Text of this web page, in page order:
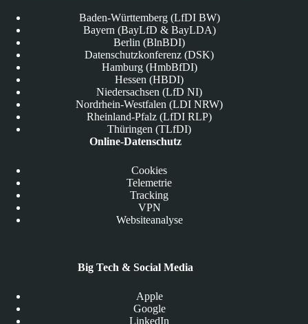
Baden-Württemberg (LfDI BW)
Bayern (BayLfD & BayLDA)
Berlin (BlnBDI)
Datenschutzkonferenz (DSK)
Hamburg (HmbBfDI)
Hessen (HBDI)
Niedersachsen (LfD NI)
Nordrhein-Westfalen (LDI NRW)
Rheinland-Pfalz (LfDI RLP)
Thüringen (TLfDI)
Online-Datenschutz
Cookies
Telemetrie
Tracking
VPN
Websiteanalyse
Big Tech & Social Media
Apple
Google
LinkedIn